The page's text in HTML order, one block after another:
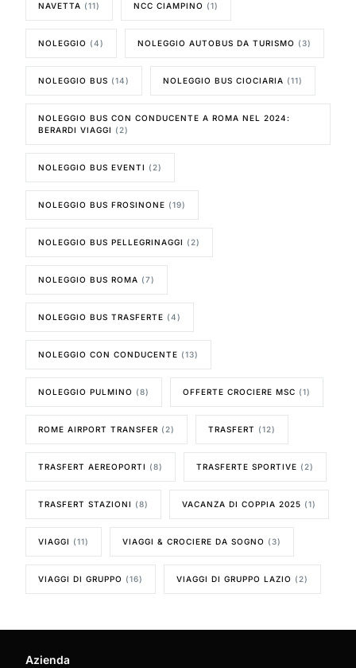
NAVETTA (11) NCC CIAMPINO (1)
NOLEGGIO (4) NOLEGGIO AUTOBUS DA TURISMO (3)
NOLEGGIO BUS (14) NOLEGGIO BUS CIOCIARIA (11)
NOLEGGIO BUS CON CONDUCENTE A ROMA NEL 2024:
BERARDI VIAGGI (2)
NOLEGGIO BUS EVENTI (2)
NOLEGGIO BUS FROSINONE (19)
NOLEGGIO BUS PELLEGRINAGGI (2)
NOLEGGIO BUS ROMA (7)
NOLEGGIO BUS TRASFERTE (4)
NOLEGGIO CON CONDUCENTE (13)
NOLEGGIO PULMINO (8) OFFERTE CROCIERE MSC (1)
ROME AIRPORT TRANSFER (2) TRASFERT (12)
TRASFERT AEREOPORTI (8) TRASFERTE SPORTIVE (2)
TRASFERT STAZIONI (8) VACANZA DI COPPIA 2025 (1)
VIAGGI (11) VIAGGI & CROCIERE DA SOGNO (3)
VIAGGI DI GRUPPO (16) VIAGGI DI GRUPPO LAZIO (2)
Azienda